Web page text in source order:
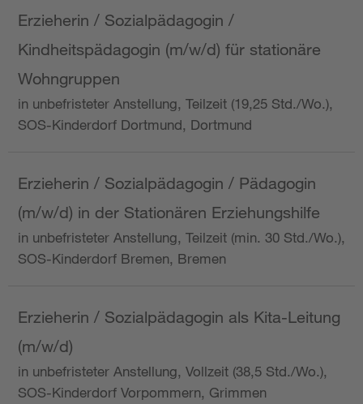
Erzieherin / Sozialpädagogin /
Kindheitspädagogin (m/w/d) für stationäre
Wohngruppen
in unbefristeter Anstellung, Teilzeit (19,25 Std./Wo.),
SOS-Kinderdorf Dortmund, Dortmund
Erzieherin / Sozialpädagogin / Pädagogin
(m/w/d) in der Stationären Erziehungshilfe
in unbefristeter Anstellung, Teilzeit (min. 30 Std./Wo.),
SOS-Kinderdorf Bremen, Bremen
Erzieherin / Sozialpädagogin als Kita-Leitung
(m/w/d)
in unbefristeter Anstellung, Vollzeit (38,5 Std./Wo.),
SOS-Kinderdorf Vorpommern, Grimmen